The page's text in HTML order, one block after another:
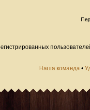
Наша команда •